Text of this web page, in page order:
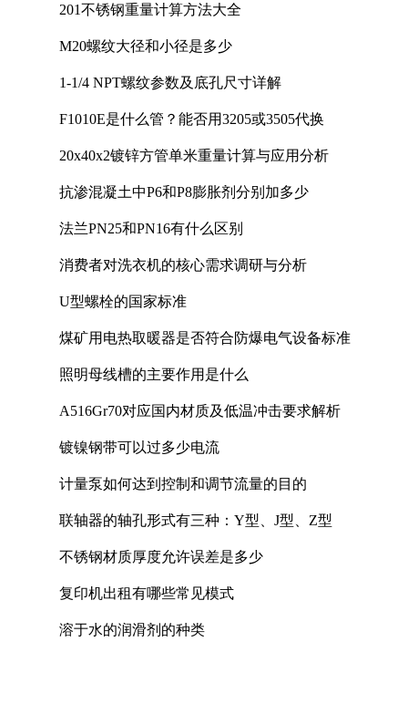
201不锈钢重量计算方法大全
M20螺纹大径和小径是多少
1-1/4 NPT螺纹参数及底孔尺寸详解
F1010E是什么管？能否用3205或3505代换
20x40x2镀锌方管单米重量计算与应用分析
抗渗混凝土中P6和P8膨胀剂分别加多少
法兰PN25和PN16有什么区别
消费者对洗衣机的核心需求调研与分析
U型螺栓的国家标准
煤矿用电热取暖器是否符合防爆电气设备标准
照明母线槽的主要作用是什么
A516Gr70对应国内材质及低温冲击要求解析
镀镍钢带可以过多少电流
计量泵如何达到控制和调节流量的目的
联轴器的轴孔形式有三种：Y型、J型、Z型
不锈钢材质厚度允许误差是多少
复印机出租有哪些常见模式
溶于水的润滑剂的种类